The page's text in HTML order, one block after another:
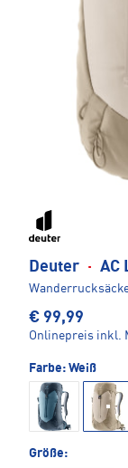
Deuter · AC
€ 99,99
Onlinepreis inkl.
Farbe: Weiß
Größe: